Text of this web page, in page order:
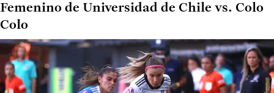
Femenino de Universidad de Chile vs. Colo
Colo